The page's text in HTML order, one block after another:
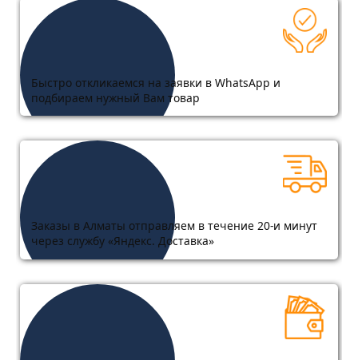
Быстро откликаемся на заявки в WhatsApp и
подбираем нужный Вам товар
Заказы в Алматы отправляем в течение 20-и минут
через службу «Яндекс. Доставка»